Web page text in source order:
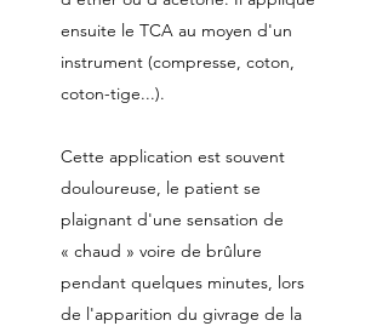
ensuite le TCA au moyen d'un
instrument (compresse, coton,
coton-tige...).
Cette application est souvent
douloureuse, le patient se
plaignant d'une sensation de
« chaud » voire de brûlure
pendant quelques minutes, lors
de l'apparition du givrage de la